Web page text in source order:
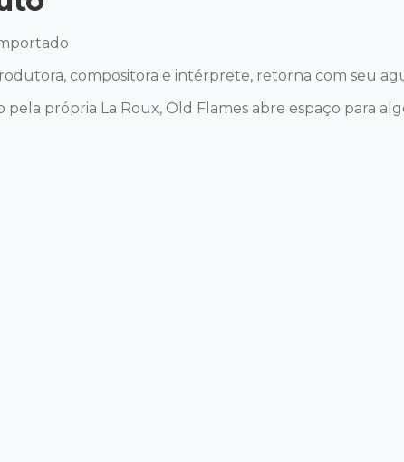
compositora e intérprete, retorna com seu
própria La Roux, Old Flames abre espaço para